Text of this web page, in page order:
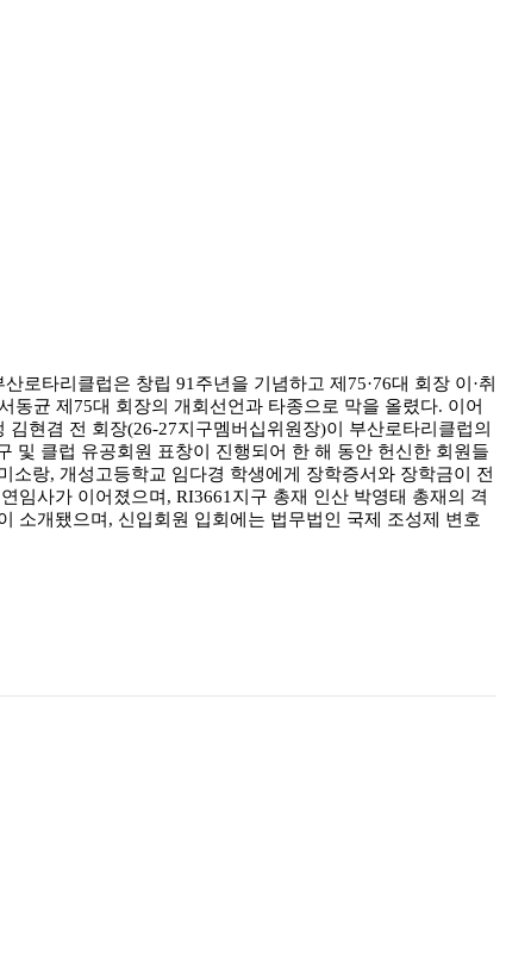
로타리클럽은 창립 91주년을 기념하고 제75·76대 회장 이·취
균 제75대 회장의 개회선언과 타종으로 막을 올렸다. 이어
현겸 전 회장(26-27지구멤버십위원장)이 부산로타리클럽의
및 클럽 유공회원 표창이 진행되어 한 해 동안 헌신한 회원들
랑, 개성고등학교 임다경 학생에게 장학증서와 장학금이 전
임사가 이어졌으며, RI3661지구 총재 인산 박영태 총재의 격
소개됐으며, 신입회원 입회에는 법무법인 국제 조성제 변호